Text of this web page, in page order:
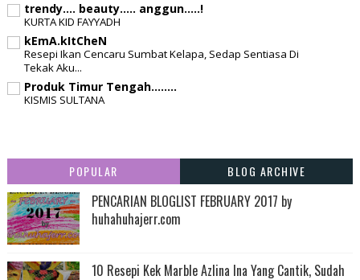
trendy.... beauty..... anggun.....!
KURTA KID FAYYADH
kEmA.kItCheN
Resepi Ikan Cencaru Sumbat Kelapa, Sedap Sentiasa Di
Tekak Aku...
Produk Timur Tengah........
KISMIS SULTANA
POPULAR BLOG ARCHIVE
PENCARIAN BLOGLIST FEBRUARY 2017 by
huhahuhajerr.com
10 Resepi Kek Marble Azlina Ina Yang Cantik, Sudah